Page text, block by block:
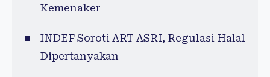
Kemenaker
INDEF Soroti ART ASRI, Regulasi Halal
Dipertanyakan